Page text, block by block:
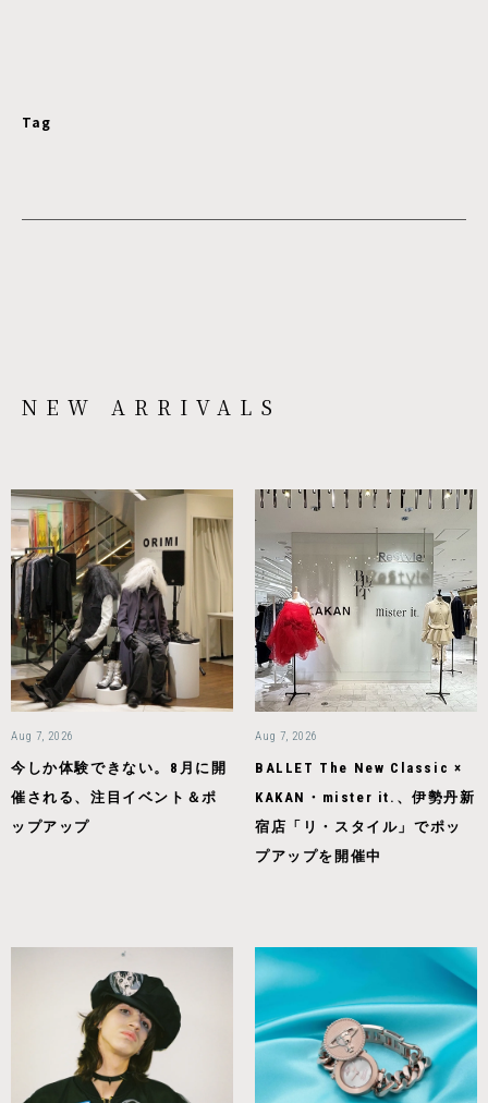
Tag
NEW ARRIVALS
Aug 7, 2026
今しか体験できない。8月に開
催される、注目イベント＆ポ
ップアップ
Aug 7, 2026
BALLET The New Classic ×
KAKAN・mister it.、伊勢丹新
宿店「リ・スタイル」でポッ
プアップを開催中